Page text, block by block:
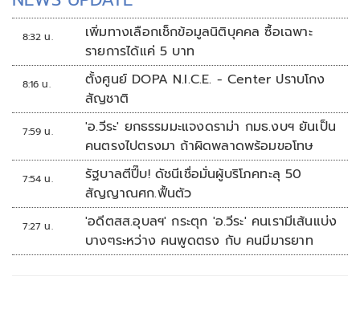
8:32 น.
เพิ่มทางเลือกเช็กข้อมูลนิติบุคคล ซื้อเฉพาะ
รายการได้แค่ 5 บาท
8:16 น.
ตั้งศูนย์ DOPA N.I.C.E. - Center ปราบโกง
สัญชาติ
7:59 น.
'อ.วีระ' ยกธรรมมะแจงดราม่า กมธ.งบฯ ยันเป็น
คนตรงไปตรงมา ถ้าผิดพลาดพร้อมขอโทษ
7:54 น.
รัฐบาลตีปี๊บ! ดัชนีเชื่อมั่นผู้บริโภคทะลุ 50
สัญญาณศก.ฟื้นตัว
7:27 น.
'อดีตสส.อุบลฯ' กระตุก 'อ.วีระ' คนเรามีเส้นแบ่ง
บางๆระหว่าง คนพูดตรง กับ คนมีมารยาท